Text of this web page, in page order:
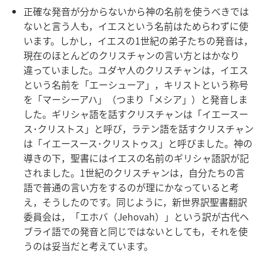
正確な発音が分からないから神の名前を使うべきでは
ないと言う人も，イエスという名前はためらわずに使
います。しかし，イエスの1世紀の弟子たちの発音は，
現在のほとんどのクリスチャンの言い方とはかなり
違っていました。ユダヤ人のクリスチャンは，イエス
という名前を「エーシューア」，キリストという称号
を「マーシーアハ」（つまり「メシア」）と発音しま
した。ギリシャ語を話すクリスチャンは「イエースー
ス･クリストス」と呼び，ラテン語を話すクリスチャン
は「イエースース･クリストゥス」と呼びました。神の
導きの下，聖書にはイエスの名前のギリシャ語訳が記
されました。1世紀のクリスチャンは，自分たちの言
語で普通の言い方をするのが理にかなっていると考
え，そうしたのです。同じように，新世界訳聖書翻訳
委員会は，「エホバ（Jehovah）」という訳が古代ヘ
ブライ語での発音と同じではないとしても，それを使
うのは妥当だと考えています。